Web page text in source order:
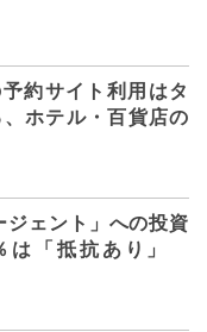
約サイト利用はタ
ホテル・百貨店の
ジェント」への投資
は「抵抗あり」